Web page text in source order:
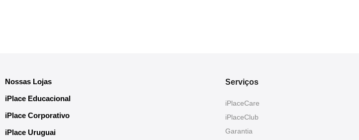
Nossas Lojas
iPlace Educacional
iPlace Corporativo
iPlace Uruguai
Serviços
iPlaceCare
iPlaceClub
Garantia